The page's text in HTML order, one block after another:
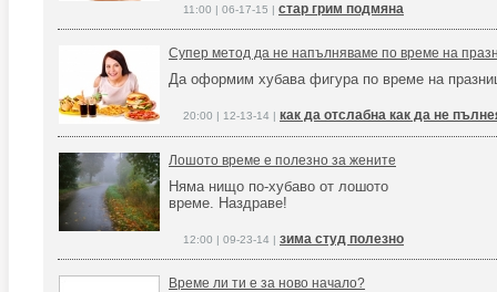
11:00 | 06-17-15 | стар грим подмяна
Супер метод да не напълняваме по време на
Да оформим хубава фигура по време на
20:00 | 12-13-14 | как да отслабна как да не
Лошото време е полезно за жените
Няма нищо по-хубаво от лошото
време. Наздраве!
12:00 | 09-23-14 | зима студ полезно
Време ли ти е за ново начало?